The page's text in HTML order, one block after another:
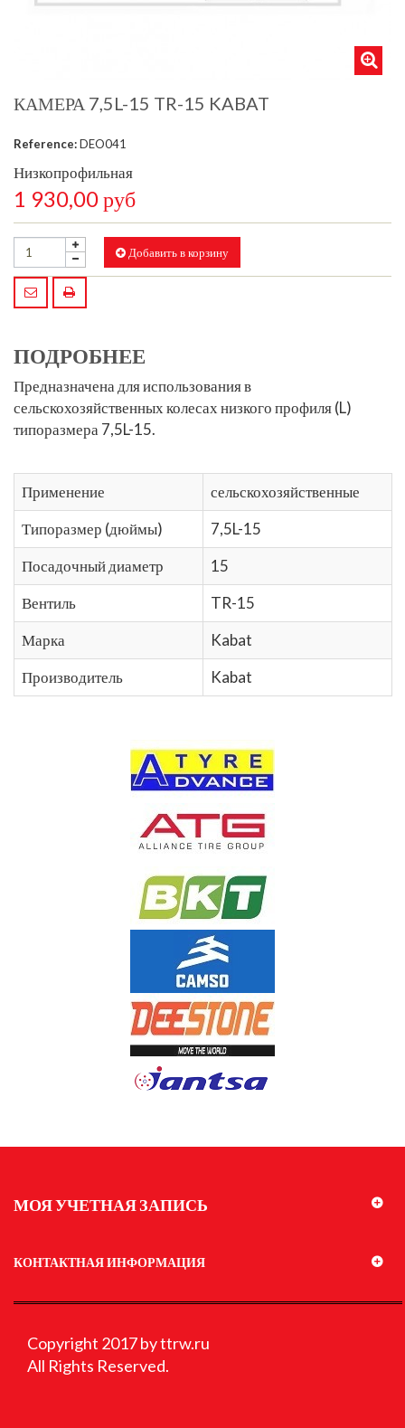
КАМЕРА 7,5L-15 TR-15 KABAT
Reference:DEO041
Низкопрофильная
1 930,00 руб
Добавить в корзину
ПОДРОБНЕЕ
Предназначена для использования в
сельскохозяйственных колесах низкого профиля (L)
типоразмера 7,5L-15.
Применение
сельскохозяйственные
Типоразмер (дюймы)
7,5L-15
Посадочный диаметр
15
Вентиль
TR-15
Марка
Kabat
Производитель
Kabat
МОЯ УЧЕТНАЯ ЗАПИСЬ
КОНТАКТНАЯ ИНФОРМАЦИЯ
Copyright 2017 by ttrw.ru
All Rights Reserved.